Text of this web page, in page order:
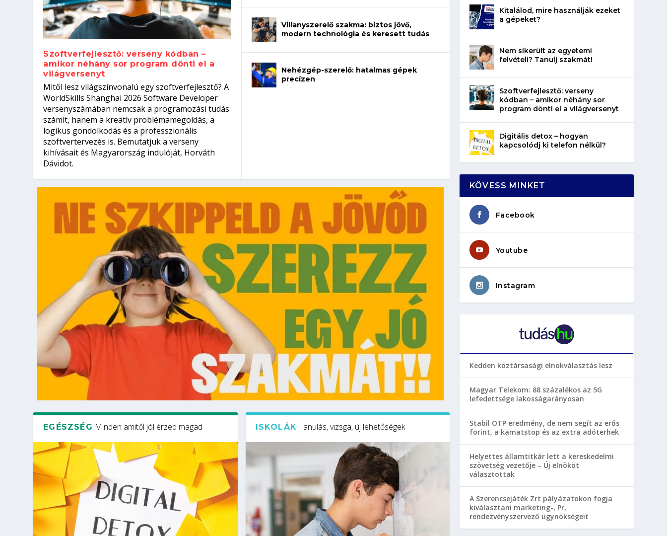
Kitalálod, mire használják ezeket a gépeket?
Írta: Tóth Mónika |2026. augusztus. 4.| Kvíz
Nem sikerült az egyetemi felvételi? Tanulj szakmát!
Írta: Oláh Erika |2026. augusztus. 4.| Iskolák
Szoftverfejlesztő: verseny kódban – amikor néhány sor program dönti
el a világversenyt...
Írta: Szakmát Szerzek |2026. augusztus. 3.| Mi leszek?
Digitális detox – hogyan kapcsolódj ki telefon nélkül?
Írta: Oláh Erika |2026. augusztus. 3.| Egészség
Szoftverfejlesztő: verseny kódban –
amikor néhány sor program dönti el a
világversenyt
Mitől lesz világszínvonalú egy szoftverfejlesztő? A
WorldSkills Shanghai 2026 Software Developer
versenyszámában nemcsak a programozási tudás
számít, hanem a kreatív problémamegoldás, a
logikus gondolkodás és a professzionális
szoftvertervezés is. Bemutatjuk a verseny
kihívásait és Magyarország indulóját, Horváth
Dávidot.
Villanyszerelő szakma: biztos jövő,
modern technológia és keresett tudás
Nehézgép-szerelő: hatalmas gépek
precízen
EGÉSZSÉG Minden amitől jól érzed magad ISKOLÁK Tanulás, vizsga, új lehetőségek
Kitalálod, mire használják ezeket
a gépeket?
Nem sikerült az egyetemi
felvételi? Tanulj szakmát!
Szoftverfejlesztő: verseny
kódban – amikor néhány sor
program dönti el a világversenyt
Digitális detox – hogyan
kapcsolódj ki telefon nélkül?
KÖVESS MINKET
Facebook
Youtube
Instagram
Kedden köztársasági elnökválasztás lesz
Magyar Telekom: 88 százalékos az 5G
lefedettsége lakosságarányosan
Stabil OTP eredmény, de nem segít az erős
forint, a kamatstop és az extra adóterhek
Helyettes államtitkár lett a kereskedelmi
szövetség vezetője – Új elnököt
választottak
A Szerencsejáték Zrt pályázatokon fogja
kiválasztani marketing-, Pr,
rendezvényszervező ügynökségeit